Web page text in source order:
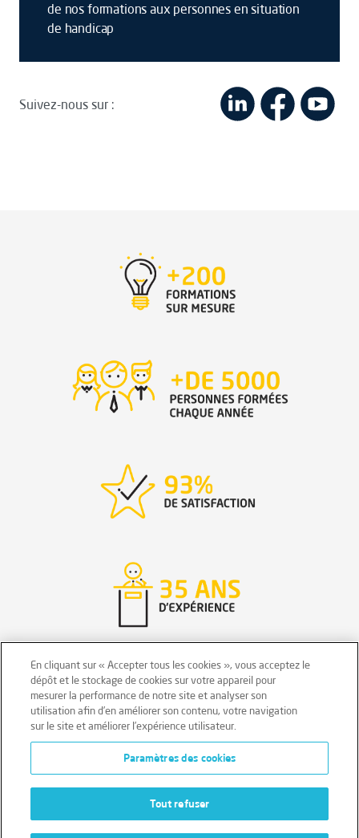
de nos formations aux personnes en situation
de handicap
Suivez-nous sur :
Mentions légales
Conditions générales
Données personnelles
Données personnelles – Volontaires
Cookies
En cliquant sur « Accepter tous les cookies », vous acceptez le
dépôt et le stockage de cookies sur votre appareil pour
mesurer la performance de notre site et analyser son
utilisation afin d’en améliorer son contenu, votre navigation
sur le site et améliorer l’expérience utilisateur.
Paramètres des cookies
Tout refuser